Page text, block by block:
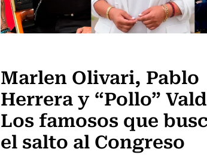
Marlen Olivari, Pablo
Herrera y “Pollo”
Los famosos que
el salto al Congreso